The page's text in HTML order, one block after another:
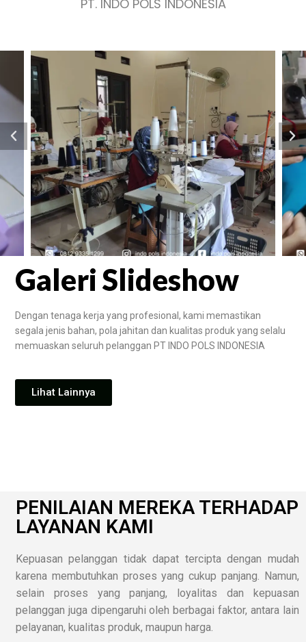
PT. INDO POLS INDONESIA
Galeri Slideshow
Dengan tenaga kerja yang profesional, kami memastikan
segala jenis bahan, pola jahitan dan kualitas produk yang selalu
memuaskan seluruh pelanggan PT INDO POLS INDONESIA
Lihat Lainnya
PENILAIAN MEREKA TERHADAP
LAYANAN KAMI
Kepuasan pelanggan tidak dapat tercipta dengan mudah
karena membutuhkan proses yang cukup panjang. Namun,
selain proses yang panjang, loyalitas dan kepuasan
pelanggan juga dipengaruhi oleh berbagai faktor, antara lain
pelayanan, kualitas produk, maupun harga.